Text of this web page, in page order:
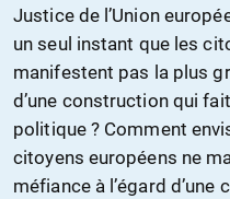
Justice de l’Union
un seul instant que les
manifestent pas la plus
d’une construction qui
politique ? Comment
citoyens européens ne
méfiance à l’égard